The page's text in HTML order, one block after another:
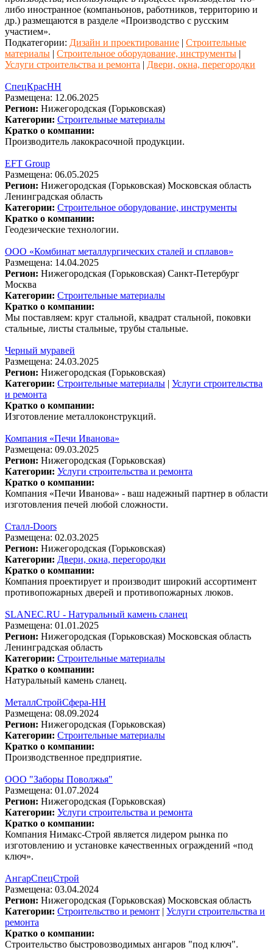
либо иностранное (компаньонов, работников, территорию и
др.) размещаются в разделе «Производство с русским
участием».
Подкатегории: Дизайн и проектирование | Строительные
материалы | Строительное оборудование, инструменты |
Услуги строительства и ремонта | Двери, окна, перегородки
СпецКрасНН
Размещена: 12.06.2025
Регион: Нижегородская (Горьковская)
Категории: Строительные материалы
Кратко о компании:
Производитель лакокрасочной продукции.
EFT Group
Размещена: 06.05.2025
Регион: Нижегородская (Горьковская) Московская область
Ленинградская область
Категории: Строительное оборудование, инструменты
Кратко о компании:
Геодезические технологии.
ООО «Комбинат металлургических сталей и сплавов»
Размещена: 14.04.2025
Регион: Нижегородская (Горьковская) Санкт-Петербург
Москва
Категории: Строительные материалы
Кратко о компании:
Мы поставляем: круг стальной, квадрат стальной, поковки
стальные, листы стальные, трубы стальные.
Черный муравей
Размещена: 24.03.2025
Регион: Нижегородская (Горьковская)
Категории: Строительные материалы | Услуги строительства
и ремонта
Кратко о компании:
Изготовление металлоконструкций.
Компания «Печи Иванова»
Размещена: 09.03.2025
Регион: Нижегородская (Горьковская)
Категории: Услуги строительства и ремонта
Кратко о компании:
Компания «Печи Иванова» - ваш надежный партнер в области
изготовления печей любой сложности.
Сталл-Doors
Размещена: 02.03.2025
Регион: Нижегородская (Горьковская)
Категории: Двери, окна, перегородки
Кратко о компании:
Компания проектирует и производит широкий ассортимент
противопожарных дверей и противопожарных люков.
SLANEC.RU - Натуральный камень сланец
Размещена: 01.01.2025
Регион: Нижегородская (Горьковская) Московская область
Ленинградская область
Категории: Строительные материалы
Кратко о компании:
Натуральный камень сланец.
МеталлСтройСфера-НН
Размещена: 08.09.2024
Регион: Нижегородская (Горьковская)
Категории: Строительные материалы
Кратко о компании:
Производственное предприятие.
ООО "Заборы Поволжья"
Размещена: 01.07.2024
Регион: Нижегородская (Горьковская)
Категории: Услуги строительства и ремонта
Кратко о компании:
Компания Нимакс-Строй является лидером рынка по
изготовлению и установке качественных ограждений «под
ключ».
АнгарСпецСтрой
Размещена: 03.04.2024
Регион: Нижегородская (Горьковская) Московская область
Категории: Строительство и ремонт | Услуги строительства и
ремонта
Кратко о компании:
Строительство быстровозводимых ангаров "под ключ".